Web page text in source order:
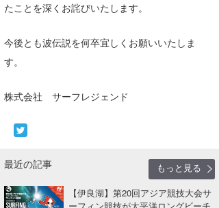
たことを深くお詫びいたします。
今後とも波伝説を何卒宜しくお願いいたしま
す。
株式会社 サーフレジェンド
最近の記事
もっと見る
【伊良湖】第20回アジア競技大会サ
伊豆
千葉南
四国
ルール＆How to
VOTE!
サーファーズ